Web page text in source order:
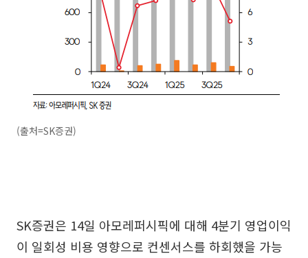
(출처=SK증권)
SK증권은 14일 아모레퍼시픽에 대해 4분기 영업이익
이 일회성 비용 영향으로 컨센서스를 하회했을 가능